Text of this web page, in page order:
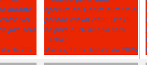
durante
Del
julio será
de 2026
apertura del Centro durante el
periodo estival 2026: Del 15
de junio al 10 de julio será
Fecha :
Martes, 11 de Agosto de 2026